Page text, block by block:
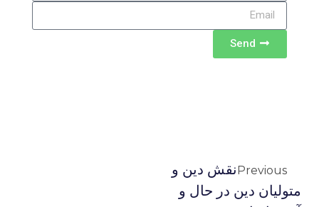
Send
Previousنقش دین و
متولیان دین در حال و